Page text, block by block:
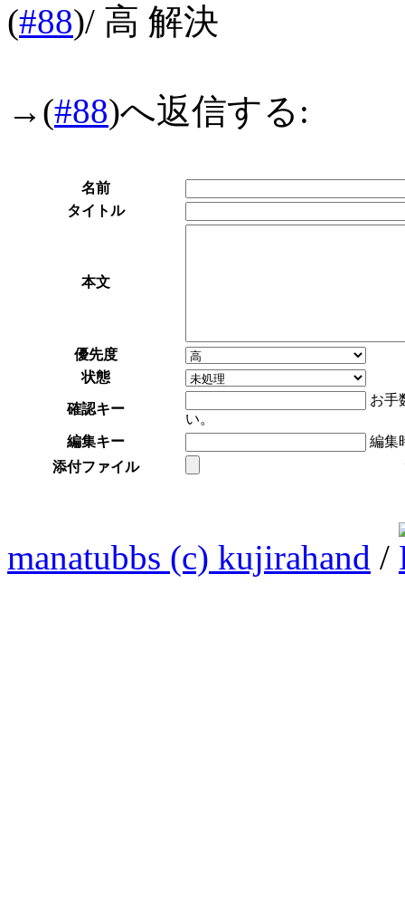
(#88)/ 高 解決
→ (#88)へ返信する:
名前
タイトル
本文
優先度
状態
確認キー
お手
い。
編集キー
編集
添付ファイル
manatubbs (c) kujirahand /